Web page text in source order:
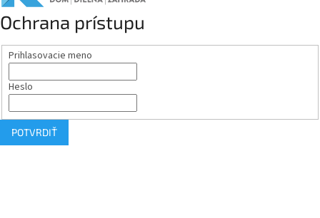
Ochrana prístupu
Prihlasovacie meno
Heslo
POTVRDIŤ